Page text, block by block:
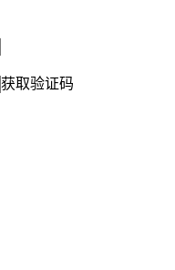
获取验证码